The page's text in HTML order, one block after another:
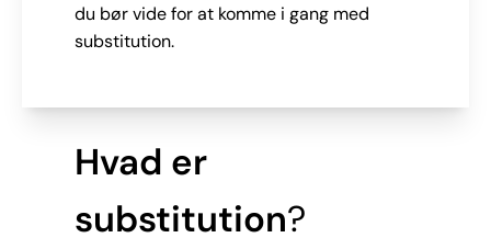
du bør vide for at komme i gang med
substitution.
Hvad er
substitution?